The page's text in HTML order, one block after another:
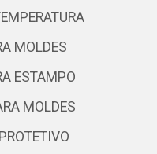
MOLDES
ESTAMPO
MOLDES